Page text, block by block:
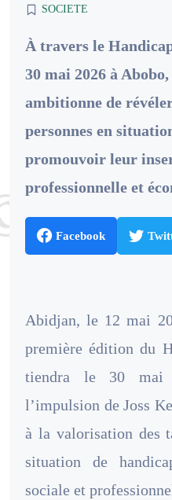
SOCIETE
À travers le
30 mai 2026 à
ambitionne de
personnes en
promouvoir leur
professionnelle et
Facebook
Abidjan, le 12 mai
première édition du
tiendra le 30 mai
l’impulsion de Joss
à la valorisation des
situation de
sociale et